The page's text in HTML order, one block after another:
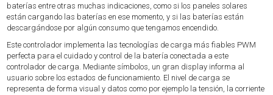
baterías entre otras muchas indicaciones, como si los paneles solares
están cargando las baterías en ese momento, y si las baterías están
descargándose por algún consumo que tengamos encendido.
Este controlador implementa las tecnologías de carga más fiables PWM
perfecta para el cuidado y control de la batería conectada a este
controlador de carga. Mediante símbolos, un gran display informa al
usuario sobre los estados de funcionamiento. El nivel de carga se
representa de forma visual y datos como por ejemplo la tensión, la corriente